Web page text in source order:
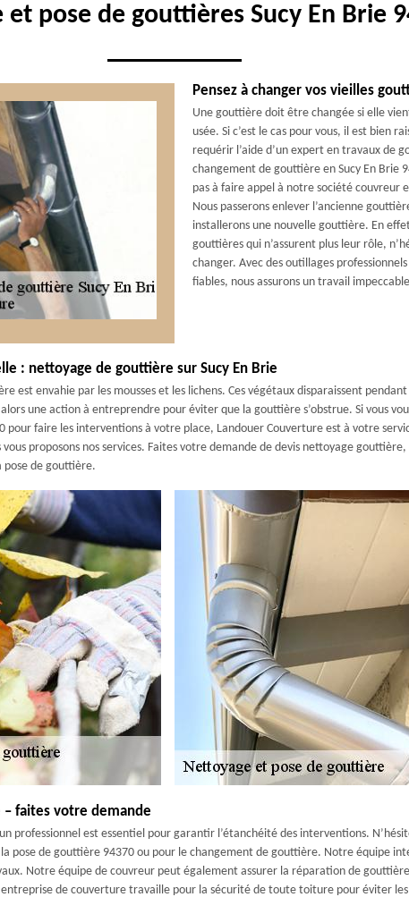
pose de gouttières Sucy En Brie
Pensez à changer vos vieilles
Une gouttière doit être changée si elle
usée. Si c’est le cas pour vous, il est bien
requérir l’aide d’un expert en travaux de
changement de gouttière en Sucy En Brie
pas à faire appel à notre société couvreur
Nous passerons enlever l’ancienne
installerons une nouvelle gouttière. En
gouttières qui n’assurent plus leur rôle,
changer. Avec des outillages
fiables, nous assurons un travail
: nettoyage de gouttière sur Sucy En Brie
est envahie par les mousses et les lichens. Ces végétaux disparaissent
une action à entreprendre pour éviter que la gouttière s’obstrue. Si vous
pour faire les interventions à votre place, Landouer Couverture est à votre
vous proposons nos services. Faites votre demande de devis nettoyage
pose de gouttière.
– faites votre demande
professionnel est essentiel pour garantir l’étanchéité des interventions.
pose de gouttière 94370 ou pour le changement de gouttière. Notre équipe
Notre équipe de couvreur peut également assurer la réparation de gouttière
de couverture travaille pour la sécurité de toute toiture pour éviter